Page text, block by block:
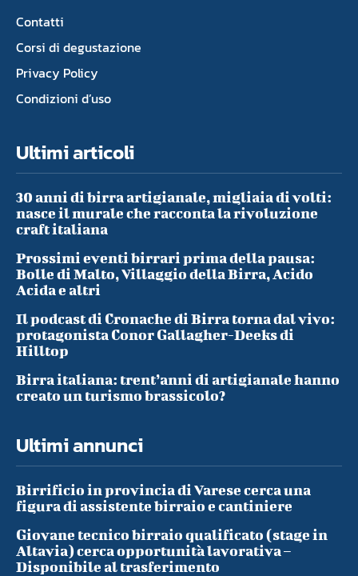
Contatti
Corsi di degustazione
Privacy Policy
Condizioni d’uso
Ultimi articoli
30 anni di birra artigianale, migliaia di volti:
nasce il murale che racconta la rivoluzione
craft italiana
Prossimi eventi birrari prima della pausa:
Bolle di Malto, Villaggio della Birra, Acido
Acida e altri
Il podcast di Cronache di Birra torna dal vivo:
protagonista Conor Gallagher-Deeks di
Hilltop
Birra italiana: trent’anni di artigianale hanno
creato un turismo brassicolo?
Ultimi annunci
Birrificio in provincia di Varese cerca una
figura di assistente birraio e cantiniere
Giovane tecnico birraio qualificato (stage in
Altavia) cerca opportunità lavorativa –
Disponibile al trasferimento